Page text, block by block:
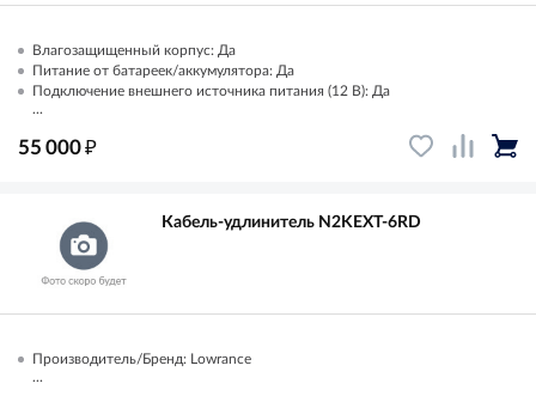
Влагозащищенный корпус: Да
Питание от батареек/аккумулятора: Да
Подключение внешнего источника питания (12 В): Да
...
55 000₽
Кабель-удлинитель N2KEXT-6RD
Производитель/Бренд: Lowrance
...